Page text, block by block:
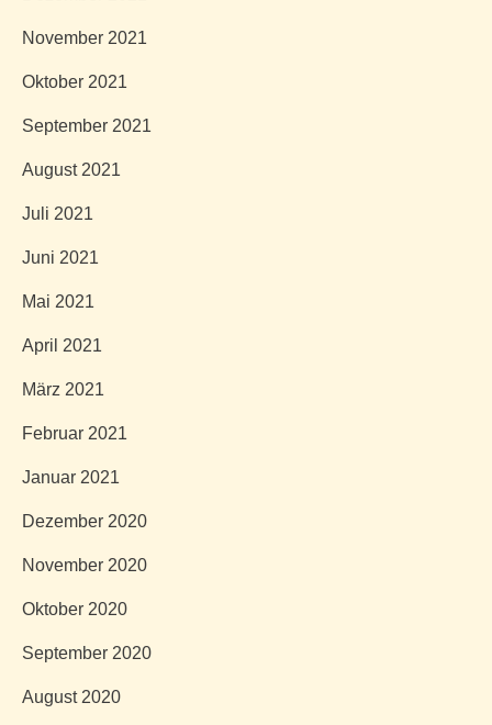
November 2021
Oktober 2021
September 2021
August 2021
Juli 2021
Juni 2021
Mai 2021
April 2021
März 2021
Februar 2021
Januar 2021
Dezember 2020
November 2020
Oktober 2020
September 2020
August 2020